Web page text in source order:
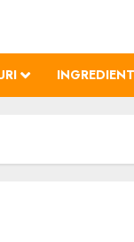
INGREDIENT